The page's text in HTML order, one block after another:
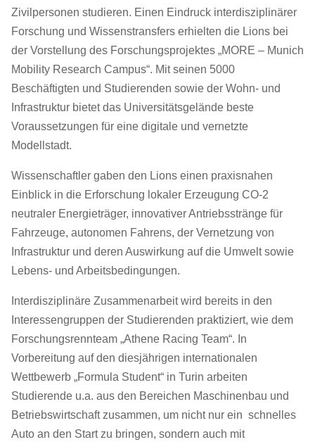
Zivilpersonen studieren. Einen Eindruck interdisziplinärer
Forschung und Wissenstransfers erhielten die Lions bei
der Vorstellung des Forschungsprojektes „MORE – Munich
Mobility Research Campus“. Mit seinen 5000
Beschäftigten und Studierenden sowie der Wohn- und
Infrastruktur bietet das Universitätsgelände beste
Voraussetzungen für eine digitale und vernetzte
Modellstadt.
Wissenschaftler gaben den Lions einen praxisnahen
Einblick in die Erforschung lokaler Erzeugung CO-2
neutraler Energieträger, innovativer Antriebsstränge für
Fahrzeuge, autonomen Fahrens, der Vernetzung von
Infrastruktur und deren Auswirkung auf die Umwelt sowie
Lebens- und Arbeitsbedingungen.
Interdisziplinäre Zusammenarbeit wird bereits in den
Interessengruppen der Studierenden praktiziert, wie dem
Forschungsrennteam „Athene Racing Team“. In
Vorbereitung auf den diesjährigen internationalen
Wettbewerb „Formula Student“ in Turin arbeiten
Studierende u.a. aus den Bereichen Maschinenbau und
Betriebswirtschaft zusammen, um nicht nur ein schnelles
Auto an den Start zu bringen, sondern auch mit